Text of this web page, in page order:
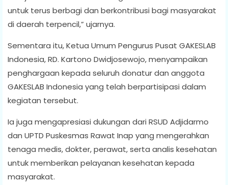
untuk terus berbagi dan berkontribusi bagi masyarakat
di daerah terpencil,” ujarnya.
Sementara itu, Ketua Umum Pengurus Pusat GAKESLAB
Indonesia, RD. Kartono Dwidjosewojo, menyampaikan
penghargaan kepada seluruh donatur dan anggota
GAKESLAB Indonesia yang telah berpartisipasi dalam
kegiatan tersebut.
Ia juga mengapresiasi dukungan dari RSUD Adjidarmo
dan UPTD Puskesmas Rawat Inap yang mengerahkan
tenaga medis, dokter, perawat, serta analis kesehatan
untuk memberikan pelayanan kesehatan kepada
masyarakat.